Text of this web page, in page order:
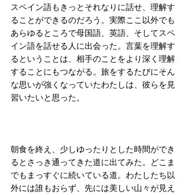
スペイン語もきっとそれなりに話せ、理解す
ることができるのだろう。実際ここ以外でも
あらゆるところで母国語、英語、そしてスペ
イン語を話せる人に出会った。言葉を理解す
るということは、相手のことをより深く理解
することにもつながる。旅をするたびにそん
な思いが強くなっていたわたしは、彼らを見
習いたいと思った。
朝食を終え、少しゆったりとした時間ができ
るとさっき通ってきた道に出てみた。どこま
でもまっすぐに続いている道。わたしたち以
外には誰もおらず、先には美しい山々が見え